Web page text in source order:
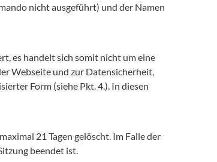
nicht ausgeführt) und der Namen
es handelt sich somit nicht um eine
Webseite und zur Datensicherheit,
Form (siehe Pkt. 4.). In diesen
21 Tagen gelöscht. Im Falle der
beendet ist.